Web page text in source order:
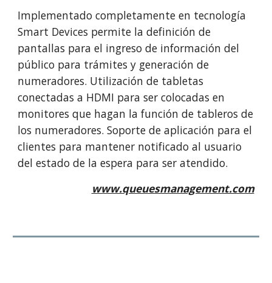
Implementado completamente en tecnología
Smart Devices permite la definición de
pantallas para el ingreso de información del
público para trámites y generación de
numeradores. Utilización de tabletas
conectadas a HDMI para ser colocadas en
monitores que hagan la función de tableros de
los numeradores. Soporte de aplicación para el
clientes para mantener notificado al usuario
del estado de la espera para ser atendido.
www.queuesmanagement.com